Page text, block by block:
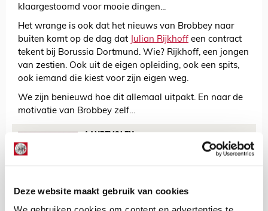
Deze website maakt gebruik van cookies
klaargestoomd voor mooie dingen...
Het wrange is ook dat het nieuws van Brobbey naar
buiten komt op de dag dat
Julian Rijkhoff een contract
tekent bij Borussia Dortmund. Wie? Rijkhoff, een jongen
van zestien. Ook uit de eigen opleiding, ook een spits,
ook iemand die kiest voor zijn eigen weg.
We zijn benieuwd hoe dit allemaal uitpakt. En naar de
motivatie van Brobbey zelf…
Brobbey mag niet over